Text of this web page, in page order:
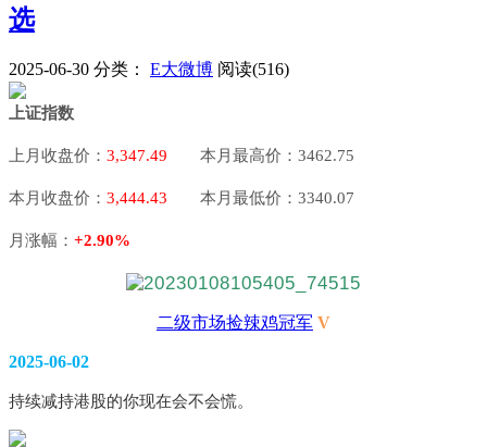
选
2025-06-30 分类： E大微博 阅读(516)
上证指数
上月收盘价： 3,347.49 本月最高价：3462.75
本月收盘价： 3,444.43 本月最低价：3340.07
月涨幅： +2.90%
二级市场捡辣鸡冠军 V
2025-06-02
持续减持港股的你现在会不会慌。